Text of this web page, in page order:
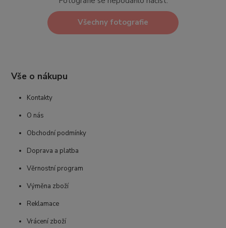
Všechny fotografie
Vše o nákupu
Kontakty
O nás
Obchodní podmínky
Doprava a platba
Věrnostní program
Výměna zboží
Reklamace
Vrácení zboží